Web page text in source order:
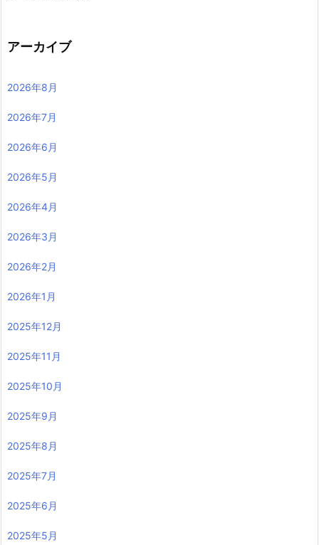
アーカイブ
2026年8月
2026年7月
2026年6月
2026年5月
2026年4月
2026年3月
2026年2月
2026年1月
2025年12月
2025年11月
2025年10月
2025年9月
2025年8月
2025年7月
2025年6月
2025年5月